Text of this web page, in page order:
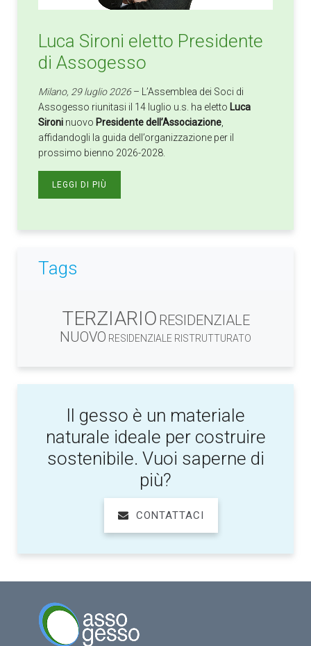
Luca Sironi eletto Presidente
di Assogesso
Milano, 29 luglio 2026– L’Assemblea dei Soci di
Assogesso riunitasi il 14 luglio u.s. ha eletto Luca
Sironi nuovo Presidente dell’Associazione
affidandogli la guida dell’organizzazione per il
prossimo bienno 2026-2028.
LEGGI DI PIÙ
Tags
TERZIARIO RESIDENZIALE
NUOVO RESIDENZIALE RISTRUTTURATO
Il gesso è un materiale
naturale ideale per costruire
sostenibile. Vuoi saperne di
più?
CONTATTACI